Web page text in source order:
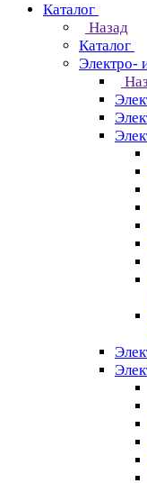
Каталог
Назад
Каталог
Электро-